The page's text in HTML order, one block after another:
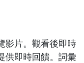
影片。觀看後即時
供即時回饋。詞彙